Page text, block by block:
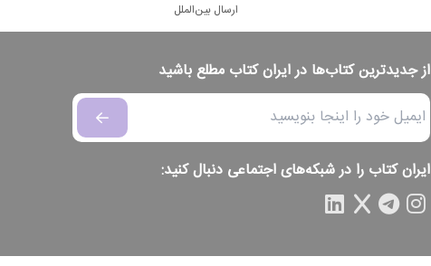
ارسال بین‌الملل
از جدیدترین کتاب‌ها در ایران کتاب مطلع باشید
ایران کتاب را در شبکه‌های اجتماعی دنبال کنید: